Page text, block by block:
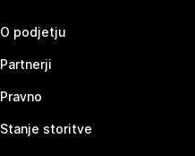
O podjetju
Partnerji
Pravno
Stanje storitve